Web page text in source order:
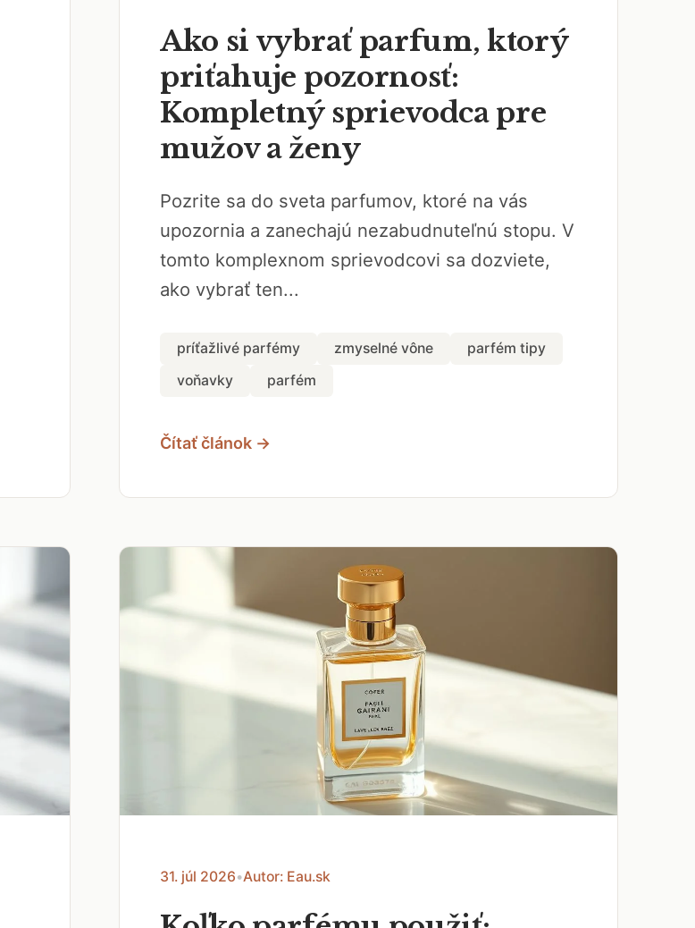
Ako si vybrať parfum, ktorý
priťahuje pozornosť:
Kompletný sprievodca pre
mužov a ženy
Pozrite sa do sveta parfumov, ktoré na vás
upozornia a zanechajú nezabudnuteľnú stopu. V
tomto komplexnom sprievodcovi sa dozviete,
ako vybrať ten...
príťažlivé parfémy zmyselné vône
parfém tipy
voňavky
parfém
Čítať článok →
31. júl 2026•Autor: Eau.sk